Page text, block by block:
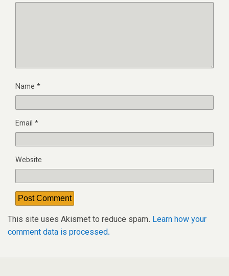
Name *
Email *
Website
This site uses Akismet to reduce spam. Learn how your
comment data is processed.